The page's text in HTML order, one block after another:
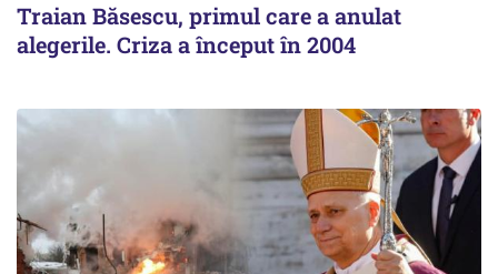
Traian Băsescu, primul care a anulat
alegerile. Criza a început în 2004